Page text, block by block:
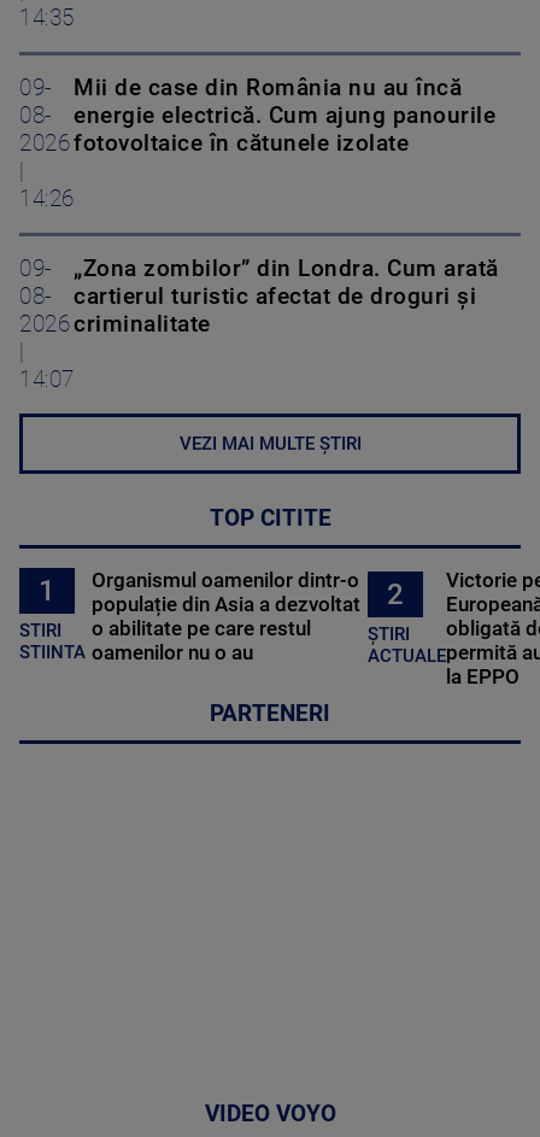
14:35
09-
08-
2026
14:26
Mii de case din România nu au încă
energie electrică. Cum ajung panourile
fotovoltaice în cătunele izolate
09-
08-
2026
14:07
„Zona zombilor” din Londra. Cum arată
cartierul turistic afectat de droguri și
criminalitate
VEZI MAI MULTE ȘTIRI
TOP CITITE
1
STIRI
STIINTA
Organismul oamenilor dintr-o
populație din Asia a dezvoltat
o abilitate pe care restul
oamenilor nu o au
2
ȘTIRI
ACTUALE
Victorie
obligată
permită
la EPPO
PARTENERI
VIDEO VOYO